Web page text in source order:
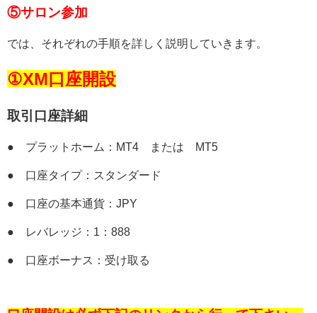
⑤サロン参加
では、それぞれの手順を詳しく説明していきます。
①XM口座開設
取引口座詳細
● プラットホーム：MT4 または MT5
● 口座タイプ：スタンダード
● 口座の基本通貨：JPY
● レバレッジ：1：888
● 口座ボーナス：受け取る